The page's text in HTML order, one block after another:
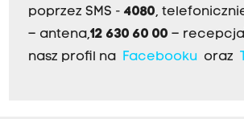
poprzez SMS - 4080,
– antena,12 630 60 00 –
nasz profil na
Facebookuoraz